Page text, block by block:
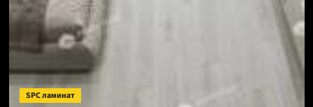
SPC ламинат